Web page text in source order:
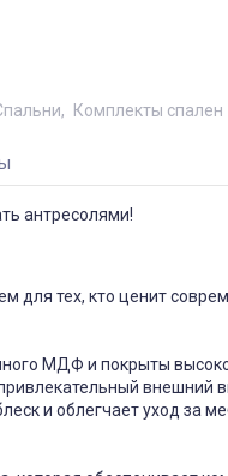
Комплекты спален
антресолями!
для тех, кто ценит
МДФ и покрыты
внешний
и облегчает уход за